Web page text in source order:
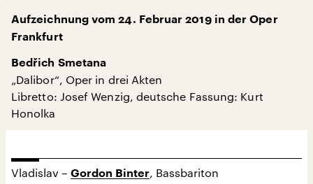
Aufzeichnung vom 24. Februar 2019 in der Oper
Frankfurt
Bedřich Smetana
„Dalibor“, Oper in drei Akten
Libretto: Josef Wenzig, deutsche Fassung: Kurt
Honolka
Vladislav – Gordon Binter, Bassbariton